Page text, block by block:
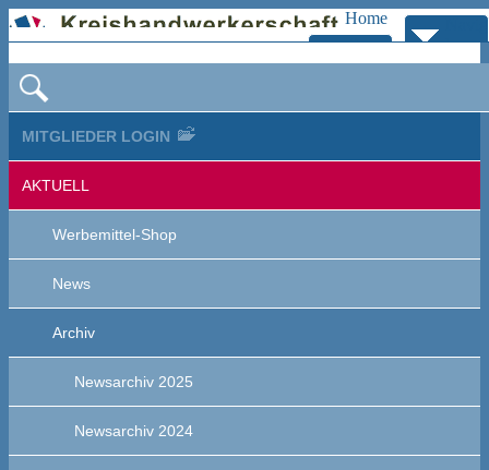
Home
Zur
Navigation
MITGLIEDER LOGIN
AKTUELL
Werbemittel-Shop
News
Archiv
Newsarchiv 2025
Newsarchiv 2024